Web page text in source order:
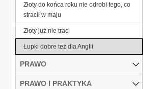
Złoty do końca roku nie odrobi tego, co
stracił w maju
Złoty już nie traci
Łupki dobre też dla Anglii
PRAWO
PRAWO I PRAKTYKA